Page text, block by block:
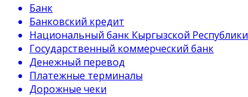
Банк
Банковский кредит
Национальный банк Кыргызской Республики
Государственный коммерческий банк
Денежный перевод
Платежные терминалы
Дорожные чеки